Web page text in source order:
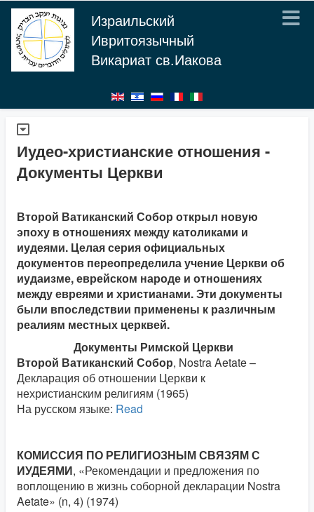
Израильский
Ивритоязычный
Викариат св.Иакова
Иудео-христианские отношения -
Документы Церкви
Второй Ватиканский Собор открыл новую
эпоху в отношениях между католиками и
иудеями. Целая серия официальных
документов переопределила учение Церкви об
иудаизме, еврейском народе и отношениях
между евреями и христианами. Эти документы
были впоследствии применены к различным
реалиям местных церквей.
Документы Римской Церкви
Второй Ватиканский Собор, Nostra Aetate –
Декларация об отношении Церкви к
нехристианским религиям (1965)
На русском языке: Read
КОМИССИЯ ПО РЕЛИГИОЗНЫМ СВЯЗЯМ С
ИУДЕЯМИ, «Рекомендации и предложения по
воплощению в жизнь соборной декларации Nostra
Aetate» (n, 4) (1974)